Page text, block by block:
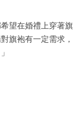
望在婚禮上穿著旗
旗袍有一定需求，